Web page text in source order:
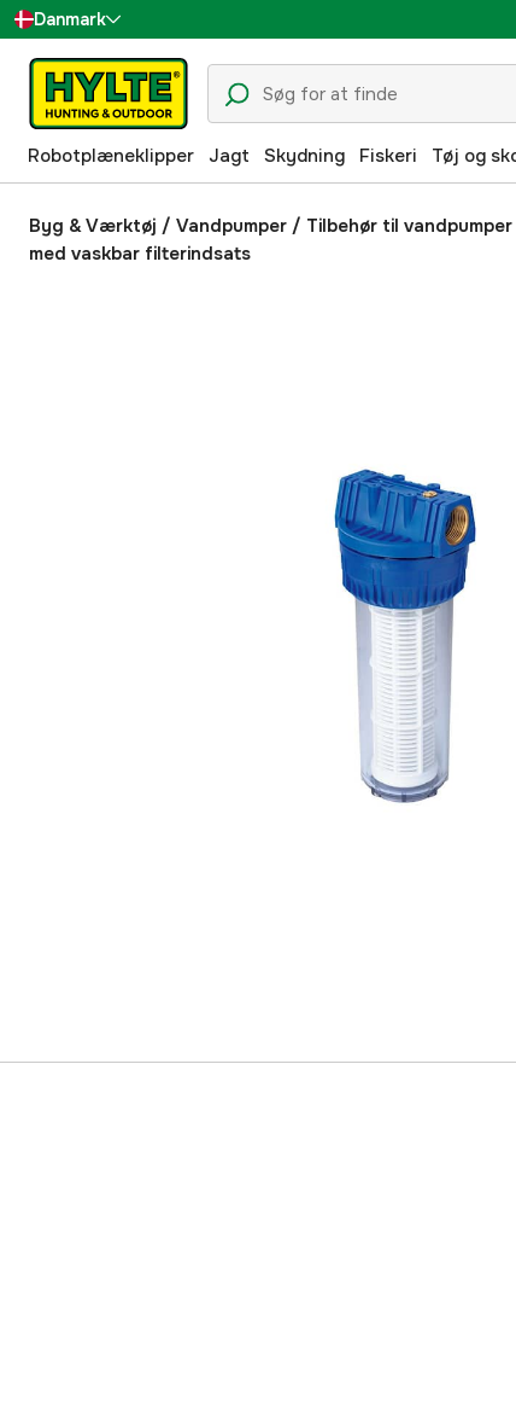
Danmark
Sverige
Suomi
Norge
Deutschland
Robotplæneklipper Jagt Skydning Fiskeri Tøj og
Byg & Værktøj / Vandpumper / Tilbehør til vandpumper
med vaskbar filterindsats